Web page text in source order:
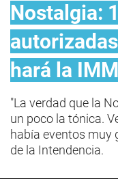
Nostalgia:
hará la IMM
"La verdad que la
un poco la tónica.
había eventos muy
de la Intendencia.